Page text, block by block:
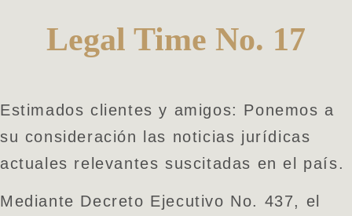
Legal Time No. 17
Estimados clientes y amigos: Ponemos a
su consideración las noticias jurídicas
actuales relevantes suscitadas en el país.
Mediante Decreto Ejecutivo No. 437, el